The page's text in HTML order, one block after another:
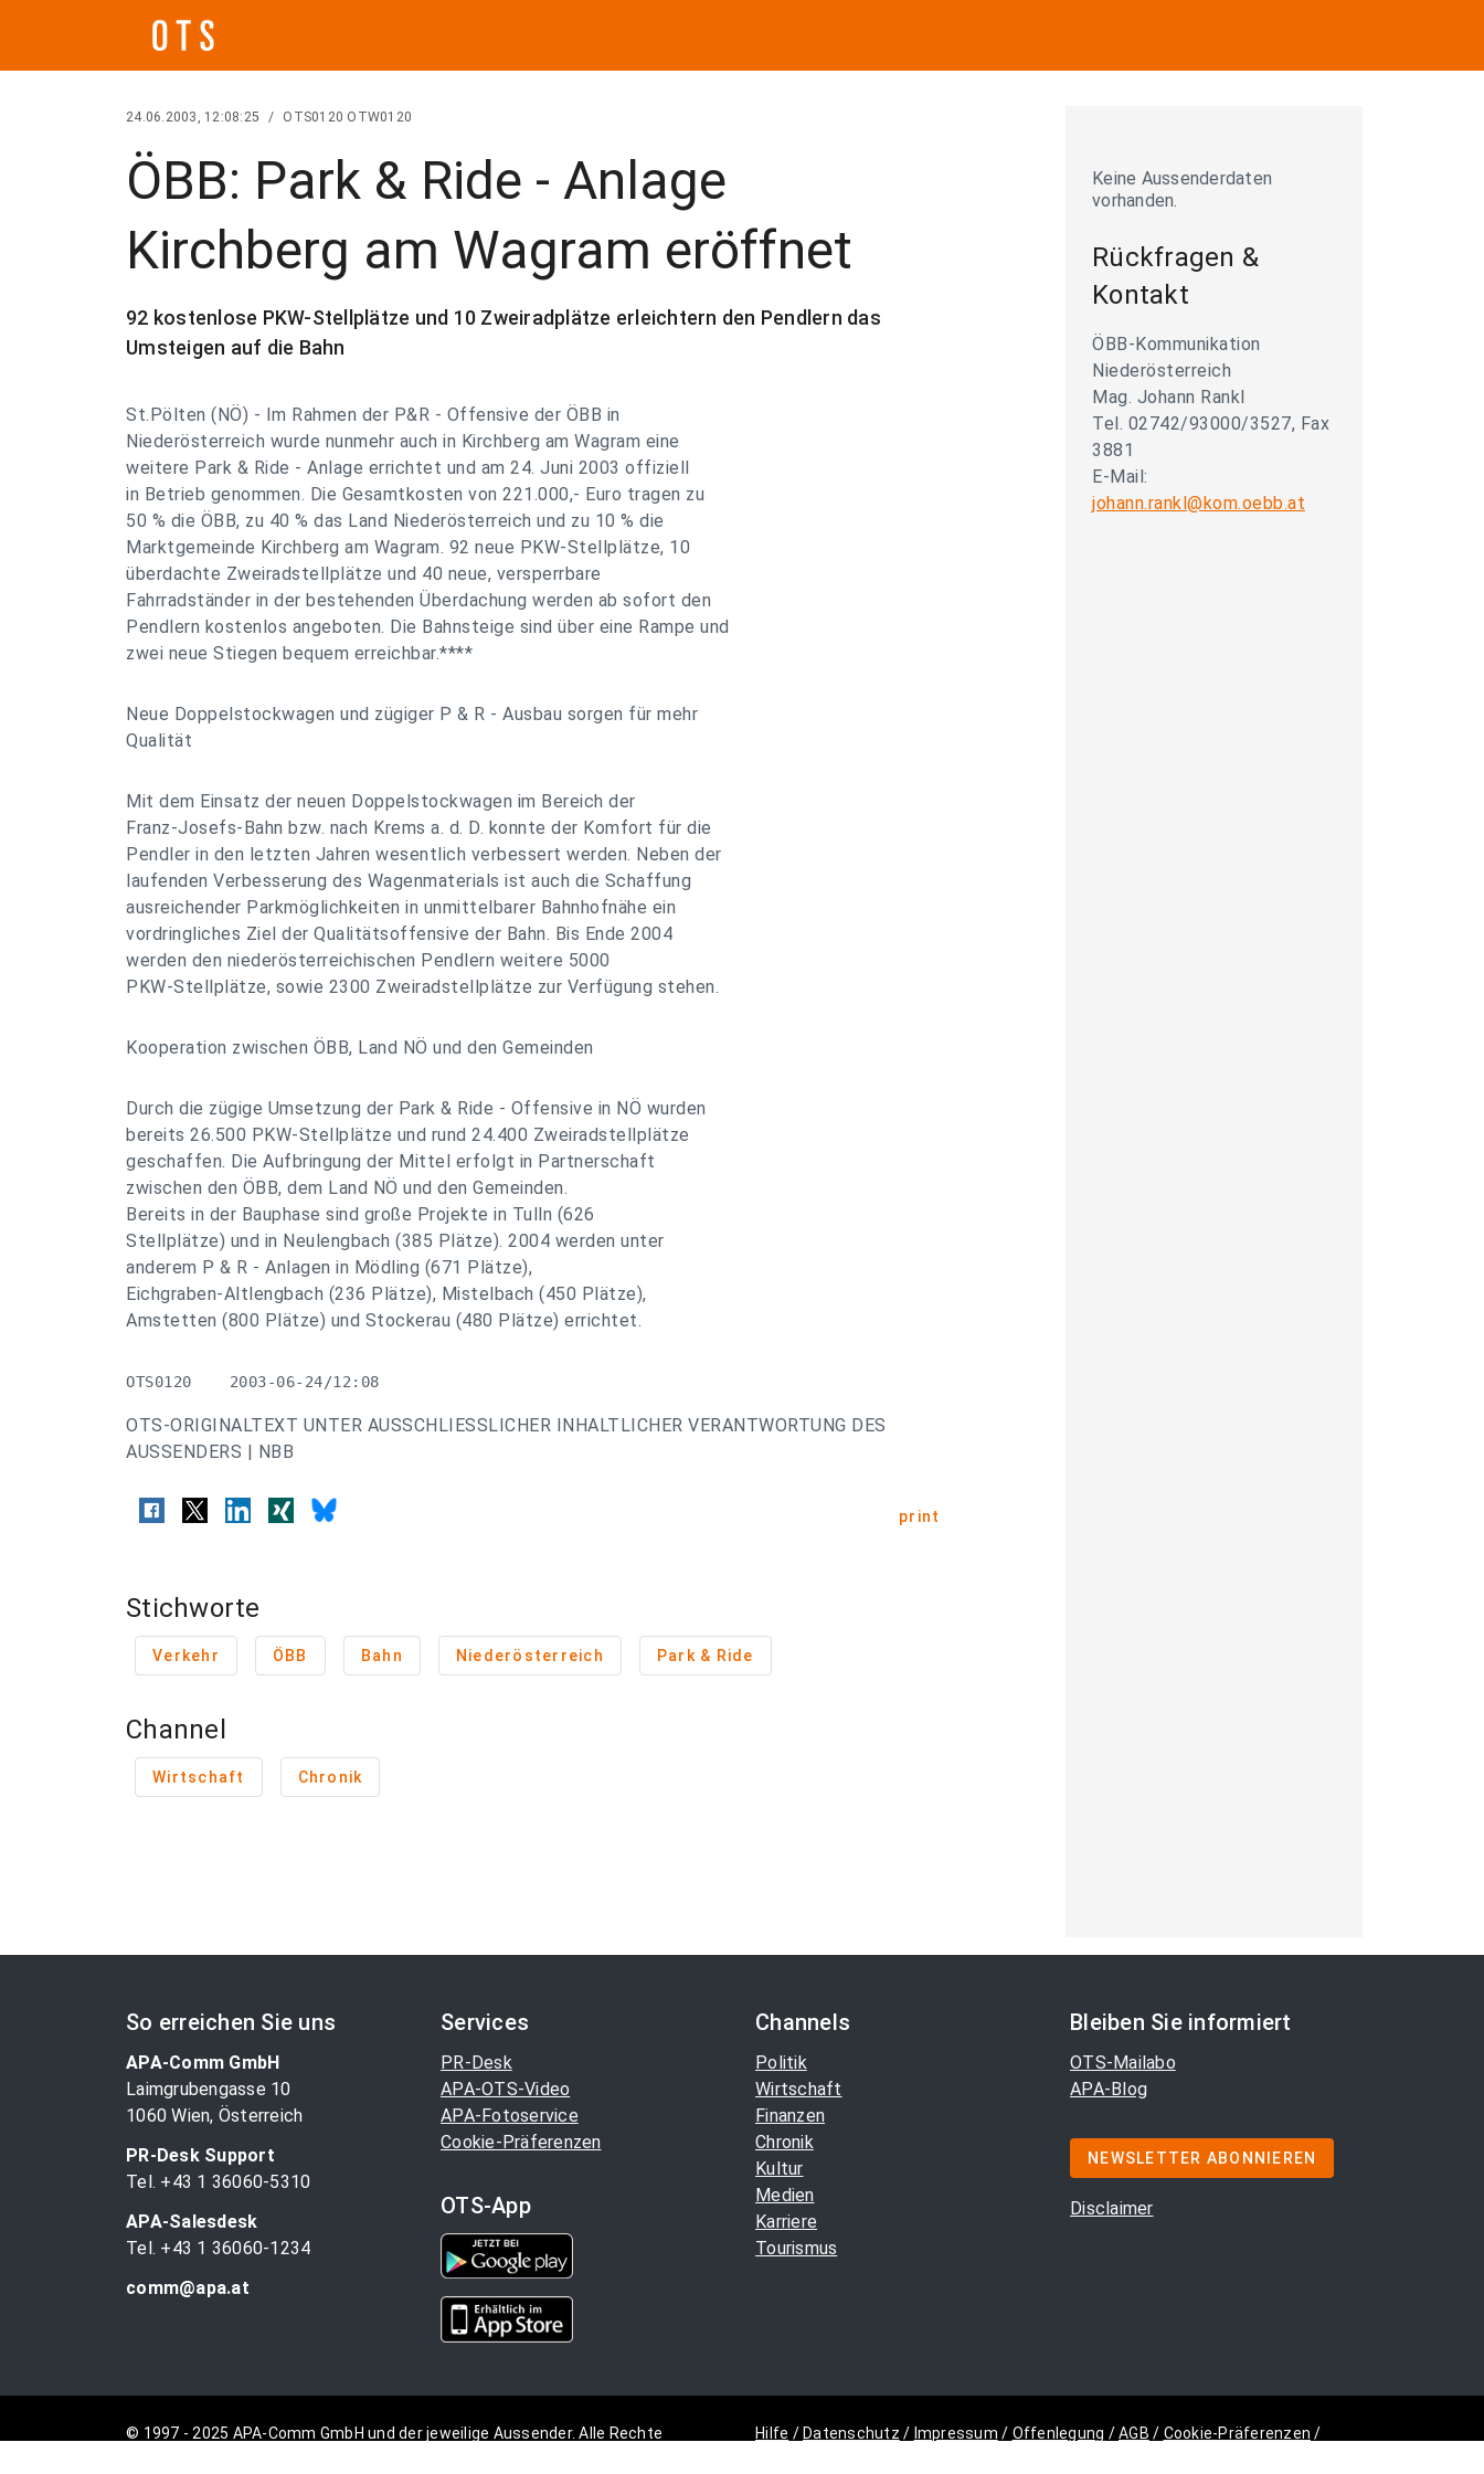
24.06.2003, 12:08:25 / OTS0120 OTW0120
ÖBB: Park & Ride - Anlage
Kirchberg am Wagram eröffnet
92 kostenlose PKW-Stellplätze und 10 Zweiradplätze erleichtern den Pendlern das
Umsteigen auf die Bahn
St.Pölten (NÖ) - Im Rahmen der P&R - Offensive der ÖBB in
Niederösterreich wurde nunmehr auch in Kirchberg am Wagram eine
weitere Park & Ride - Anlage errichtet und am 24. Juni 2003 offiziell
in Betrieb genommen. Die Gesamtkosten von 221.000,- Euro tragen zu
50 % die ÖBB, zu 40 % das Land Niederösterreich und zu 10 % die
Marktgemeinde Kirchberg am Wagram. 92 neue PKW-Stellplätze, 10
überdachte Zweiradstellplätze und 40 neue, versperrbare
Fahrradständer in der bestehenden Überdachung werden ab sofort den
Pendlern kostenlos angeboten. Die Bahnsteige sind über eine Rampe und
zwei neue Stiegen bequem erreichbar.****
Neue Doppelstockwagen und zügiger P & R - Ausbau sorgen für mehr
Qualität
Mit dem Einsatz der neuen Doppelstockwagen im Bereich der
Franz-Josefs-Bahn bzw. nach Krems a. d. D. konnte der Komfort für die
Pendler in den letzten Jahren wesentlich verbessert werden. Neben der
laufenden Verbesserung des Wagenmaterials ist auch die Schaffung
ausreichender Parkmöglichkeiten in unmittelbarer Bahnhofnähe ein
vordringliches Ziel der Qualitätsoffensive der Bahn. Bis Ende 2004
werden den niederösterreichischen Pendlern weitere 5000
PKW-Stellplätze, sowie 2300 Zweiradstellplätze zur Verfügung stehen.
Kooperation zwischen ÖBB, Land NÖ und den Gemeinden
Durch die zügige Umsetzung der Park & Ride - Offensive in NÖ wurden
bereits 26.500 PKW-Stellplätze und rund 24.400 Zweiradstellplätze
geschaffen. Die Aufbringung der Mittel erfolgt in Partnerschaft
zwischen den ÖBB, dem Land NÖ und den Gemeinden.
Bereits in der Bauphase sind große Projekte in Tulln (626
Stellplätze) und in Neulengbach (385 Plätze). 2004 werden unter
anderem P & R - Anlagen in Mödling (671 Plätze),
Eichgraben-Altlengbach (236 Plätze), Mistelbach (450 Plätze),
Amstetten (800 Plätze) und Stockerau (480 Plätze) errichtet.
OTS0120    2003-06-24/12:08
OTS-ORIGINALTEXT UNTER AUSSCHLIESSLICHER INHALTLICHER VERANTWORTUNG DES
AUSSENDERS | NBB
print
Stichworte
Verkehr ÖBB Bahn Niederösterreich Park & Ride
Channel
Wirtschaft Chronik
Keine Aussenderdaten
vorhanden.
Rückfragen &
Kontakt
ÖBB-Kommunikation
Niederösterreich
Mag. Johann Rankl
Tel. 02742/93000/3527, Fax
3881
E-Mail:
johann.rankl@kom.oebb.at
So erreichen Sie uns
APA-Comm GmbH
Laimgrubengasse 10
1060 Wien, Österreich
PR-Desk Support
Tel. +43 1 36060-5310
APA-Salesdesk
Tel. +43 1 36060-1234
comm@apa.at
Services
PR-Desk
APA-OTS-Video
APA-Fotoservice
Cookie-Präferenzen
OTS-App
Channels
Politik
Wirtschaft
Finanzen
Chronik
Kultur
Medien
Karriere
Tourismus
Bleiben Sie informiert
OTS-Mailabo
APA-Blog
NEWSLETTER ABONNIEREN
Disclaimer
© 1997 - 2025 APA-Comm GmbH und der jeweilige Aussender. Alle Rechte
Hilfe / Datenschutz / Impressum / Offenlegung /AGB / Cookie-Präferenzen /